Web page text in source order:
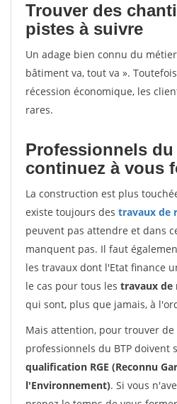
Trouver des
pistes à suivre
Un adage bien connu du
bâtiment va, tout va ».
récession économique, les
rares.
Professionnels du
continuez à vous
La construction est plus
existe toujours des travaux de
peuvent pas attendre et dans
manquent pas. Il faut
les travaux dont l'Etat finance
le cas pour tous les travaux de
qui sont, plus que jamais, à
Mais attention, pour trouver de
professionnels du BTP doivent
qualification RGE (Reconnu
l'Environnement). Si vous